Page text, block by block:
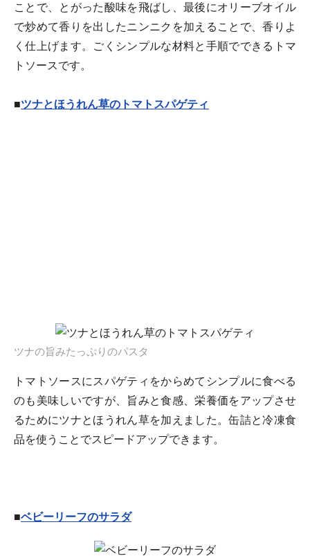
ことで、とがった酸味を飛ばし、最後にオリーブオイル
で炒めて香りを出したニンニクを加えることで、香りよ
く仕上げます。ごくシンプルな材料と手順でできるトマ
トソースです。
■ツナとほうれん草のトマトスパゲティ
ツナの旨みたっぷりのパスタ
トマトソースにスパゲティをからめてシンプルに食べる
のも美味しいですが、旨みと食感、栄養価をアップさせ
るためにツナとほうれん草を加えました。缶詰と冷凍食
品を使うことでスピードアップできます。
■ベビーリーフのサラダ